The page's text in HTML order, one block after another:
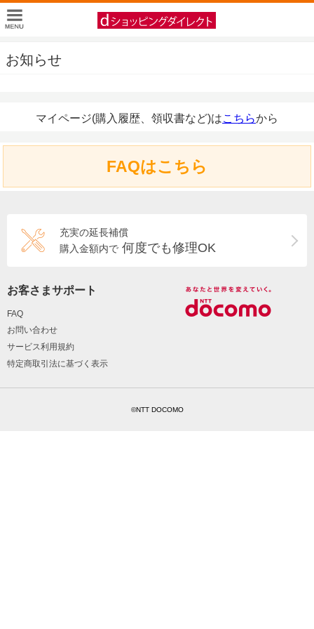
お知らせ
マイページ(購入履歴、領収書など)はこちらから
FAQはこちら
充実の延長補償
購入金額内で 何度でも修理OK
お客さまサポート
FAQ
お問い合わせ
サービス利用規約
特定商取引法に基づく表示
©NTT DOCOMO